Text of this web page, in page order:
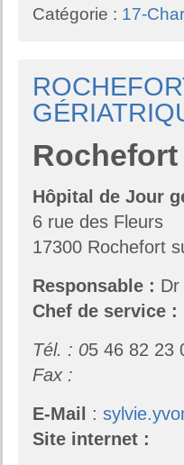
Catégorie : 17-
Hôpital de Jour
6 rue des Fleurs
17300 Rochefort
Responsable : Dr
Chef de service :
Tél. : 05 46 82 23
Fax :
E-Mail :
Site internet :